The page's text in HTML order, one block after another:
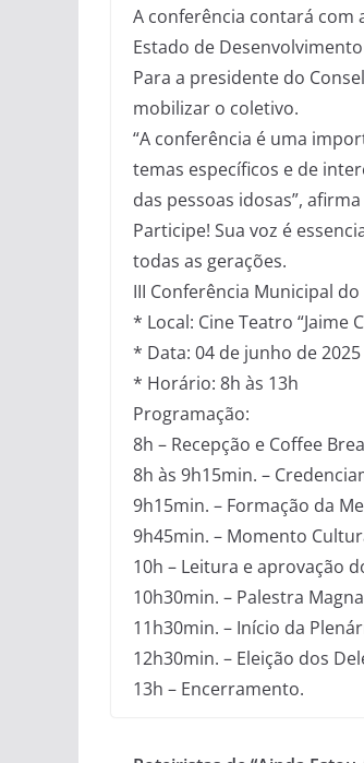
A conferência contará com
Estado de
Para a presidente do
mobilizar o coletivo.
“A conferência é uma
temas específicos e de
das pessoas idosas”,
Participe! Sua voz é
todas as gerações.
III Conferência Municipal
* Local: Cine Teatro “Jaime
* Data: 04 de junho de 2025
* Horário: 8h às 13h
Programação:
8h – Recepção e Coffee
8h às 9h15min. –
9h15min. – Formação da
9h45min. – Momento
10h – Leitura e aprovação
10h30min. – Palestra Magna
11h30min. – Início da
12h30min. – Eleição dos
13h – Encerramento.